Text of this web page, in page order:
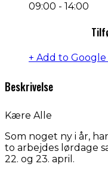
09:00 - 14:00
+ Add to
Beskrivelse
Kære Alle
Som noget ny i år,
to arbejdes lørdage
22. og 23. april.